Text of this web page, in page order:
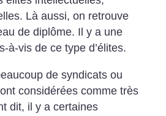
Là aussi, on retrouve
de diplôme. Il y a une
à-vis de ce type d’élites.
de syndicats ou
considérées comme très
dit, il y a certaines